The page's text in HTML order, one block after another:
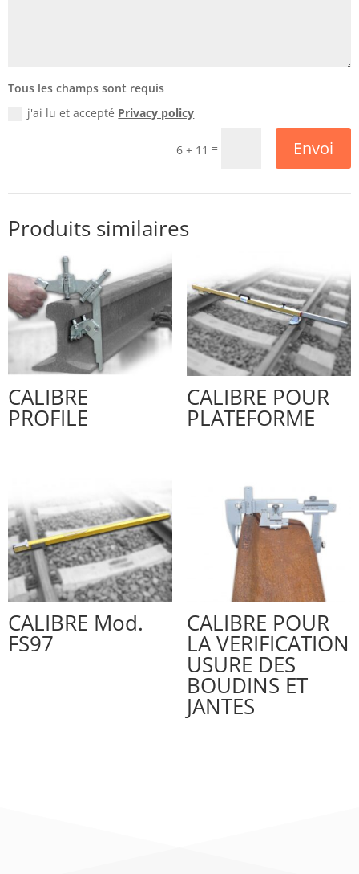
Tous les champs sont requis
j'ai lu et accepté Privacy policy
6 + 11 = Envoi
Produits similaires
CALIBRE
PROFILE
CALIBRE POUR
PLATEFORME
CALIBRE Mod.
FS97
CALIBRE POUR
LA VERIFICATION
USURE DES
BOUDINS ET
JANTES